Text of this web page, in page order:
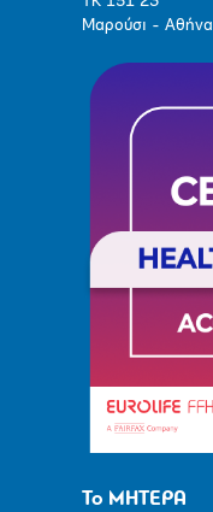
Μαρούσι - Αθήνα
Το ΜΗΤΕΡΑ